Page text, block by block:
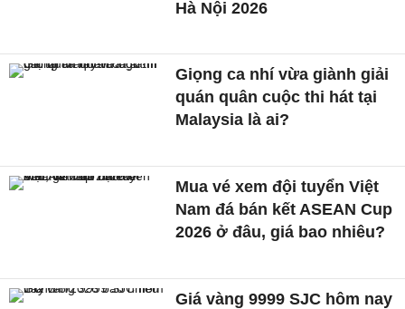
Hà Nội 2026
Giọng ca nhí vừa giành giải
quán quân cuộc thi hát tại
Malaysia là ai?
Mua vé xem đội tuyển Việt
Nam đá bán kết ASEAN Cup
2026 ở đâu, giá bao nhiêu?
Giá vàng 9999 SJC hôm nay